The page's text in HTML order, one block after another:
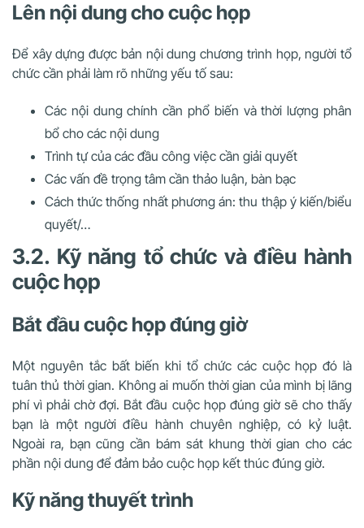
Lên nội dung cho cuộc họp
Để xây dựng được bản nội dung chương trình họp, người tổ
chức cần phải làm rõ những yếu tố sau:
Các nội dung chính cần phổ biến và thời lượng phân
bổ cho các nội dung
Trình tự của các đầu công việc cần giải quyết
Các vấn đề trọng tâm cần thảo luận, bàn bạc
Cách thức thống nhất phương án: thu thập ý kiến/biểu
quyết/…
3.2. Kỹ năng tổ chức và điều hành
cuộc họp
Bắt đầu cuộc họp đúng giờ
Một nguyên tắc bất biến khi tổ chức các cuộc họp đó là
tuân thủ thời gian. Không ai muốn thời gian của mình bị lãng
phí vì phải chờ đợi. Bắt đầu cuộc họp đúng giờ sẽ cho thấy
bạn là một người điều hành chuyên nghiệp, có kỷ luật.
Ngoài ra, bạn cũng cần bám sát khung thời gian cho các
phần nội dung để đảm bảo cuộc họp kết thúc đúng giờ.
Kỹ năng thuyết trình